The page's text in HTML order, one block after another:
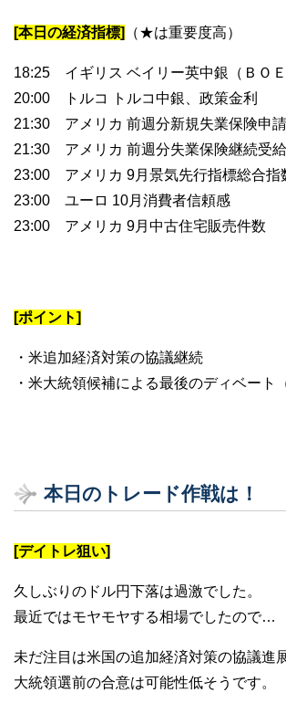
[本日の経済指標] （★は重要度高）
18:25 イギリス ベイリー英中銀（ＢＯ
20:00 トルコ トルコ中銀、政策金利
21:30 アメリカ 前週分新規失業保険申
21:30 アメリカ 前週分失業保険継続受
23:00 アメリカ 9月景気先行指標総合指
23:00 ユーロ 10月消費者信頼感
23:00 アメリカ 9月中古住宅販売件数
[ポイント]
・米追加経済対策の協議継続
・米大統領候補による最後のディベート
本日のトレード作戦は！
[デイトレ狙い]
久しぶりのドル円下落は過激でした。
最近ではモヤモヤする相場でしたので…
未だ注目は米国の追加経済対策の協議進
大統領選前の合意は可能性低そうです。